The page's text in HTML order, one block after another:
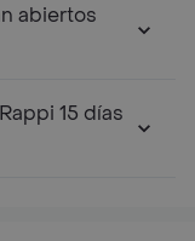
abiertos
15 días